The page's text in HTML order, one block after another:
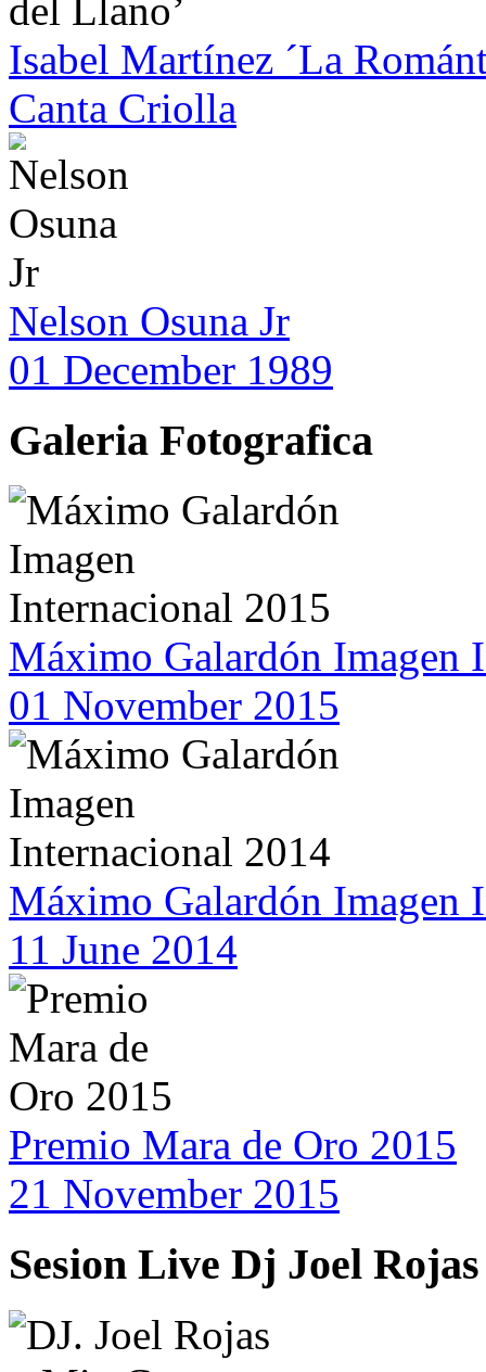
Isabel Martínez ´La
Canta Criolla
Nelson Osuna Jr
01 December 1989
Galeria Fotografica
Máximo Galardón Imagen
01 November 2015
Máximo Galardón Imagen
11 June 2014
Premio Mara de Oro 2015
21 November 2015
Sesion Live Dj Joel Rojas